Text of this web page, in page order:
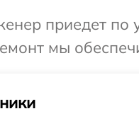
приедет по
мы